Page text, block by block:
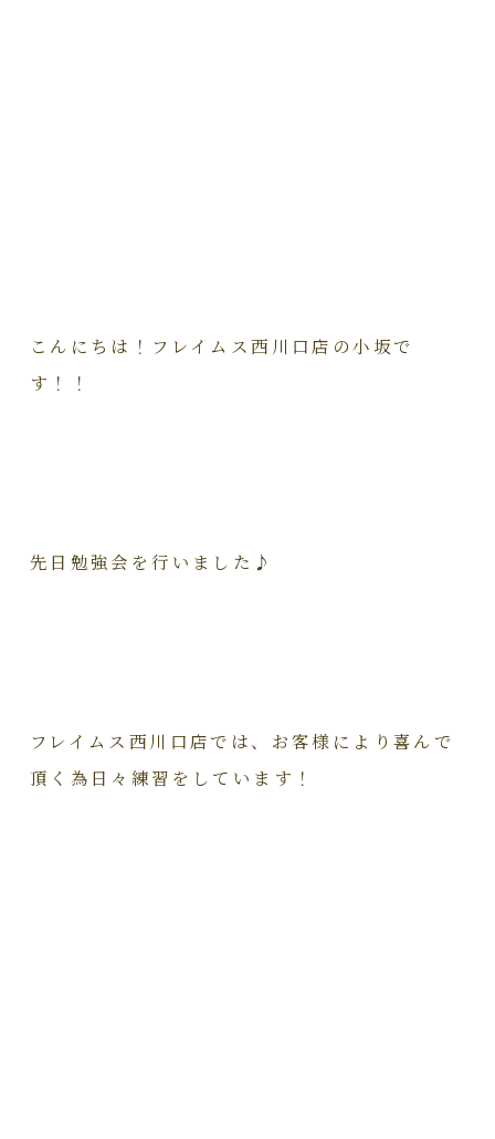
こんにちは！フレイムス西川口店の小坂で
す！！
先日勉強会を行いました♪
フレイムス西川口店では、お客様により喜んで
頂く為日々練習をしています！